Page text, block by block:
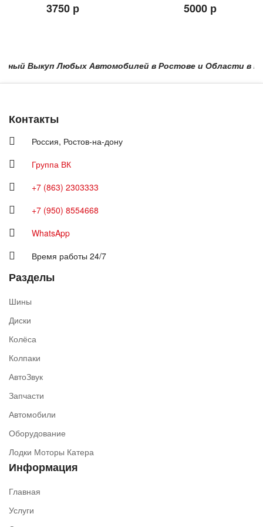
3750 р 5000 р
Выкуп Любых Автомобилей в Ростове и Области в
Контакты
Россия, Ростов-на-дону
Группа ВК
+7 (863) 2303333
+7 (950) 8554668
WhatsApp
Время работы 24/7
Разделы
Шины
Диски
Колёса
Колпаки
АвтоЗвук
Запчасти
Автомобили
Оборудование
Лодки Моторы Катера
Информация
Главная
Услуги